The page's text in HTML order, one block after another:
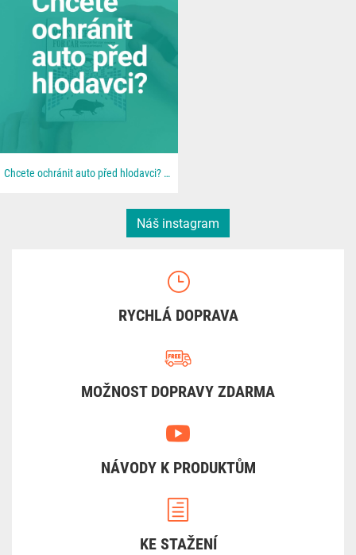
Chcete ochránit auto před hlodavci? 🐀 📦 Všechno najdeš u nás na 👉 dratek.cz #arduino...
Náš instagram
RYCHLÁ DOPRAVA
MOŽNOST DOPRAVY ZDARMA
NÁVODY K PRODUKTŮM
KE STAŽENÍ